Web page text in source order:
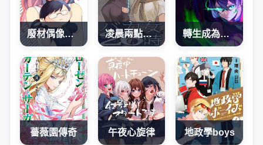
廢材偶像和世上唯一的粉絲 凌晨兩點的蠢女人 轉生成為SSS級哥布林
薔薇園傳奇 午夜心旋律 地政學boys